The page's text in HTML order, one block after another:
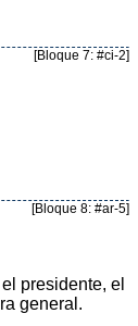
[Bloque 7: #ci-2]
[Bloque 8: #ar-5]
presidente, el
general.